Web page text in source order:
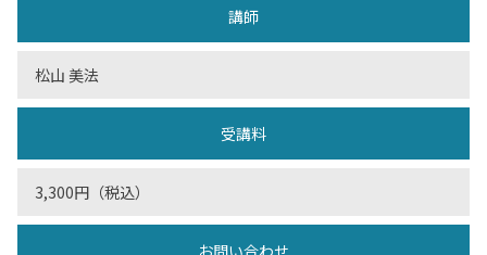
講師
松山 美法
受講料
3,300円（税込）
お問い合わせ